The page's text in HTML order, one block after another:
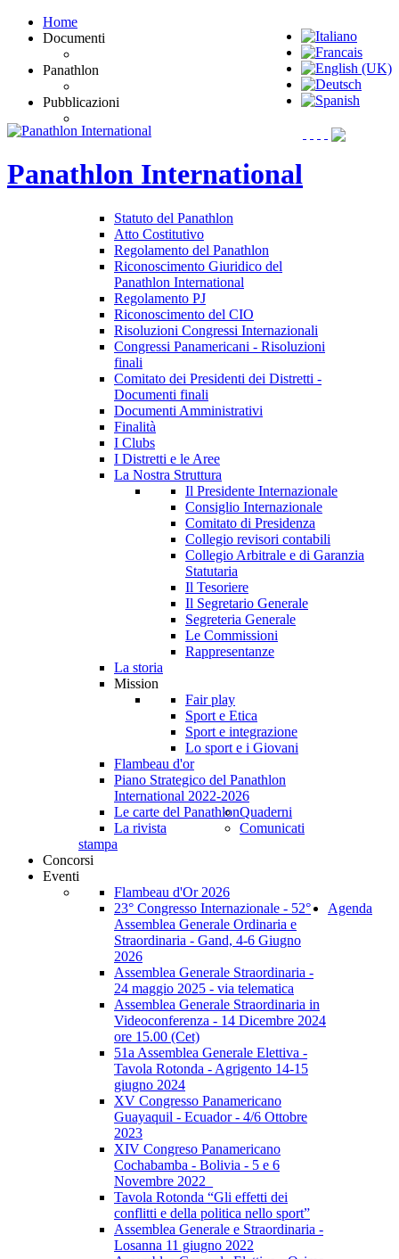
Panathlon International
Home
Documenti
Statuto del Panathlon
Atto Costitutivo
Regolamento del Panathlon
Riconoscimento Giuridico del
Panathlon International
Regolamento PJ
Riconoscimento del CIO
Risoluzioni Congressi Internazionali
Congressi Panamericani - Risoluzioni
finali
Comitato dei Presidenti dei Distretti -
Documenti finali
Documenti Amministrativi
Panathlon
Finalità
I Clubs
I Distretti e le Aree
La Nostra Struttura
Il Presidente Internazionale
Consiglio Internazionale
Comitato di Presidenza
Collegio revisori contabili
Collegio Arbitrale e di Garanzia
Statutaria
Il Tesoriere
Il Segretario Generale
Segreteria Generale
Le Commissioni
Rappresentanze
La storia
Mission
Fair play
Sport e Etica
Sport e integrazione
Lo sport e i Giovani
Flambeau d'or
Piano Strategico del Panathlon
International 2022-2026
Pubblicazioni
Le carte del Panathlon
La rivista
Quaderni
Comunicati
stampa
Concorsi
Eventi
Flambeau d'Or 2026
23° Congresso Internazionale - 52°
Assemblea Generale Ordinaria e
Straordinaria - Gand, 4-6 Giugno
2026
Assemblea Generale Straordinaria -
24 maggio 2025 - via telematica
Assemblea Generale Straordinaria in
Videoconferenza - 14 Dicembre 2024
ore 15.00 (Cet)
51a Assemblea Generale Elettiva -
Tavola Rotonda - Agrigento 14-15
giugno 2024
XV Congresso Panamericano
Guayaquil - Ecuador - 4/6 Ottobre
2023
XIV Congreso Panamericano
Cochabamba - Bolivia - 5 e 6
Novembre 2022_
Tavola Rotonda “Gli effetti dei
conflitti e della politica nello sport”
Assemblea Generale e Straordinaria -
Losanna 11 giugno 2022
Agenda